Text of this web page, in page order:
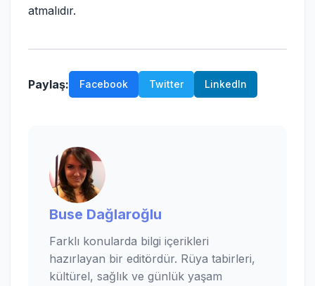
atmalıdır.
Paylaş: Facebook Twitter LinkedIn
Buse Dağlaroğlu
Farklı konularda bilgi içerikleri
hazırlayan bir editördür. Rüya tabirleri,
kültürel, sağlık ve günlük yaşam